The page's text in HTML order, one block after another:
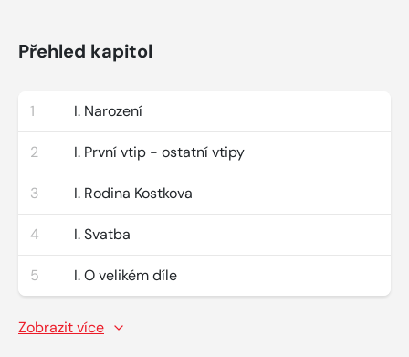
Přehled kapitol
1 I. Narození
2 I. První vtip - ostatní vtipy
3 I. Rodina Kostkova
4 I. Svatba
5 I. O velikém díle
Zobrazit více